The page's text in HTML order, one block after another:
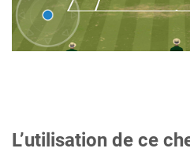
L’utilisation de ce